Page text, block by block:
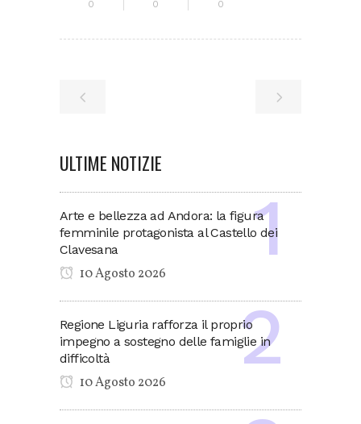
0 0 0
ULTIME NOTIZIE
Arte e bellezza ad Andora: la figura
femminile protagonista al Castello dei
Clavesana
10 Agosto 2026
Regione Liguria rafforza il proprio
impegno a sostegno delle famiglie in
difficoltà
10 Agosto 2026